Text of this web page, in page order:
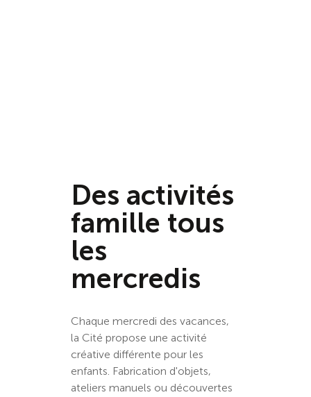
Des activités
famille tous
les
mercredis
Chaque mercredi des vacances,
la Cité propose une activité
créative différente pour les
enfants. Fabrication d'objets,
ateliers manuels ou découvertes